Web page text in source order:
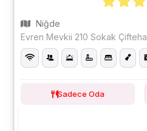
Niğde
Evren Mevkii 210 Sokak
Sadece Oda